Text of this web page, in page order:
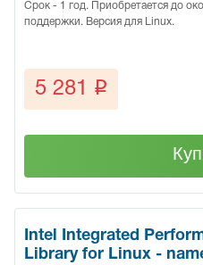
Срок - 1 год. Приобретается до
поддержки. Версия для Linux.
5 281 q
Intel Integrated
Library for Linux -